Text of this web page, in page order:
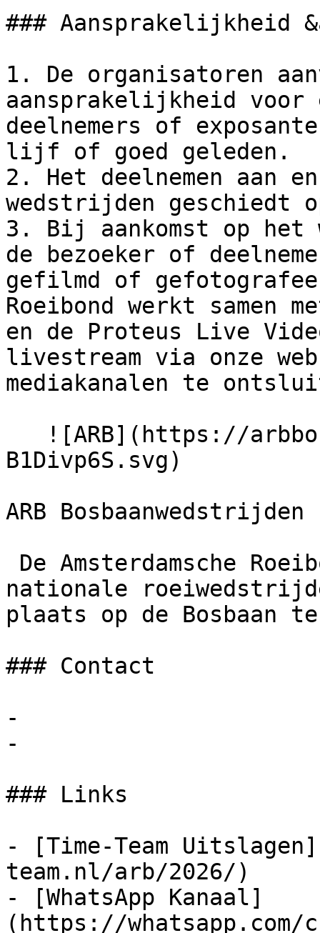
### Aansprakelijkheid
1. De organisatoren
aansprakelijkheid voor
deelnemers of
lijf of goed geleden.
2. Het deelnemen aan
wedstrijden geschiedt
3. Bij aankomst op
de bezoeker of
gefilmd of
Roeibond werkt samen
en de Proteus Live
livestream via onze
mediakanalen te
B1Divp6S.svg)
ARB Bosbaanwedstrijden
nationale
plaats op de Bosbaan
### Contact
-
-
### Links
- [Time-Team
team.nl/arb/2026/)
- [WhatsApp Kanaal]
(https://whatsapp.com/